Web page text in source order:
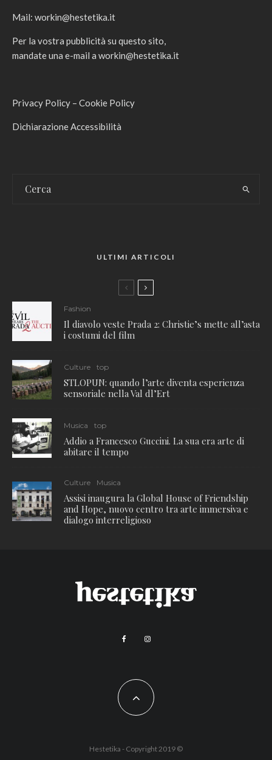
Mail: workin@hestetika.it
Per la vostra pubblicità su questo sito,
mandate una e-mail a workin@hestetika.it
Privacy Policy – Cookie Policy
Dichiarazione Accessibilità
ULTIMI ARTICOLI
Fashion
Il diavolo veste Prada 2: Christie’s mette all’asta
i costumi del film
Culture top
STLOPUN: quando l’arte diventa esperienza
sensoriale nella Val dl’Ert
Musica top
Addio a Francesco Guccini. La sua era arte di
abitare il tempo
Culture Musica
Assisi inaugura la Global House of Friendship
and Hope, nuovo centro tra arte immersiva e
dialogo interreligioso
Hestetika - Copyright 2019 ©